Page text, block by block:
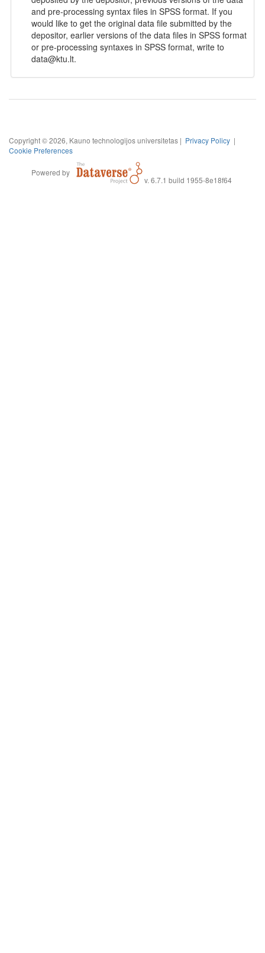
and pre-processing syntax files in SPSS format. If you
would like to get the original data file submitted by the
depositor, earlier versions of the data files in SPSS format
or pre-processing syntaxes in SPSS format, write to
data@ktu.lt.
Copyright © 2026, Kauno technologijos universitetas | Privacy Policy |
Cookie Preferences
Powered by
v. 6.7.1 build 1955-8e18f64